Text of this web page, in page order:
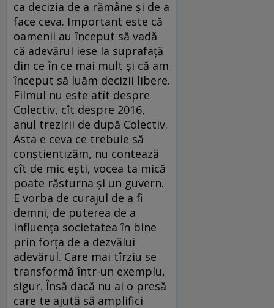
ca decizia de a rămâne și de a
face ceva. Important este că
oamenii au început să vadă
că adevărul iese la suprafață
din ce în ce mai mult și că am
început să luăm decizii libere.
Filmul nu este atît despre
Colectiv, cît despre 2016,
anul trezirii de după Colectiv.
Asta e ceva ce trebuie să
conștientizăm, nu contează
cît de mic ești, vocea ta mică
poate răsturna și un guvern.
E vorba de curajul de a fi
demni, de puterea de a
influența societatea în bine
prin forța de a dezvălui
adevărul. Care mai tîrziu se
transformă într-un exemplu,
sigur. Însă dacă nu ai o presă
care te ajută să amplifici